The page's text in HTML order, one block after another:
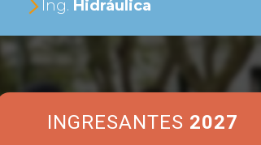
Ing. Hidráulica
INGRESANTES 2027